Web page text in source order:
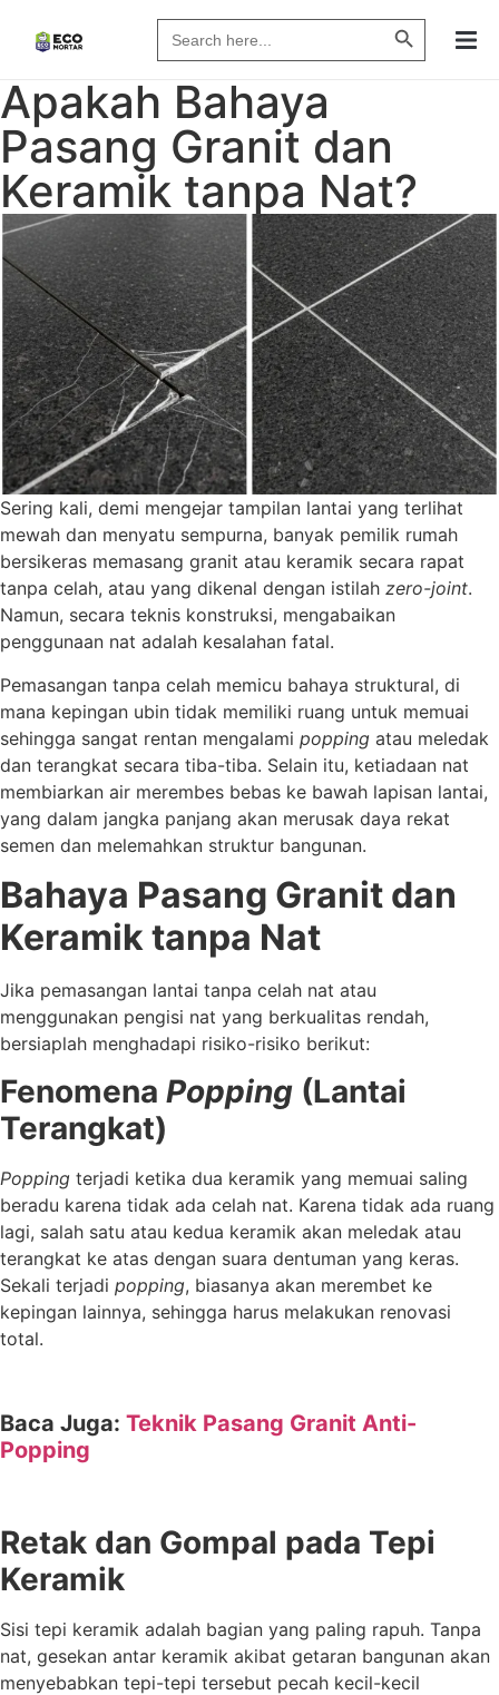
Search
for:
Search
Apakah Bahaya
Pasang Granit dan
Keramik tanpa Nat?
Sering kali, demi mengejar tampilan lantai yang terlihat
mewah dan menyatu sempurna, banyak pemilik rumah
bersikeras memasang granit atau keramik secara rapat
tanpa celah, atau yang dikenal dengan istilah zero-joint.
Namun, secara teknis konstruksi, mengabaikan
penggunaan nat adalah kesalahan fatal.
Pemasangan tanpa celah memicu bahaya struktural, di
mana kepingan ubin tidak memiliki ruang untuk memuai
sehingga sangat rentan mengalami popping atau meledak
dan terangkat secara tiba-tiba. Selain itu, ketiadaan nat
membiarkan air merembes bebas ke bawah lapisan lantai,
yang dalam jangka panjang akan merusak daya rekat
semen dan melemahkan struktur bangunan.
Bahaya Pasang Granit dan
Keramik tanpa Nat
Jika pemasangan lantai tanpa celah nat atau
menggunakan pengisi nat yang berkualitas rendah,
bersiaplah menghadapi risiko-risiko berikut:
Fenomena Popping (Lantai
Terangkat)
Popping terjadi ketika dua keramik yang memuai saling
beradu karena tidak ada celah nat. Karena tidak ada ruang
lagi, salah satu atau kedua keramik akan meledak atau
terangkat ke atas dengan suara dentuman yang keras.
Sekali terjadi popping, biasanya akan merembet ke
kepingan lainnya, sehingga harus melakukan renovasi
total.
Baca Juga: Teknik Pasang Granit Anti-
Popping
Retak dan Gompal pada Tepi
Keramik
Sisi tepi keramik adalah bagian yang paling rapuh. Tanpa
nat, gesekan antar keramik akibat getaran bangunan akan
menyebabkan tepi-tepi tersebut pecah kecil-kecil